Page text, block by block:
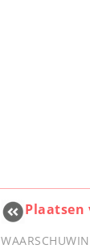
Plaatsen